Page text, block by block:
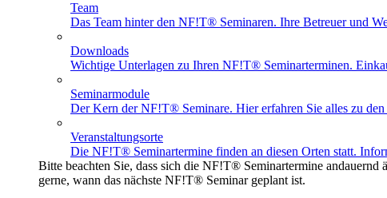
Team
Das Team hinter den NF!T® Seminaren. Ihre Betreuer und
Downloads
Wichtige Unterlagen zu Ihren NF!T® Seminarterminen.
Seminarmodule
Der Kern der NF!T® Seminare. Hier erfahren Sie alles zu
Veranstaltungsorte
Die NF!T® Seminartermine finden an diesen Orten statt.
Bitte beachten Sie, dass sich die NF!T® Seminartermine
gerne, wann das nächste NF!T® Seminar geplant ist.